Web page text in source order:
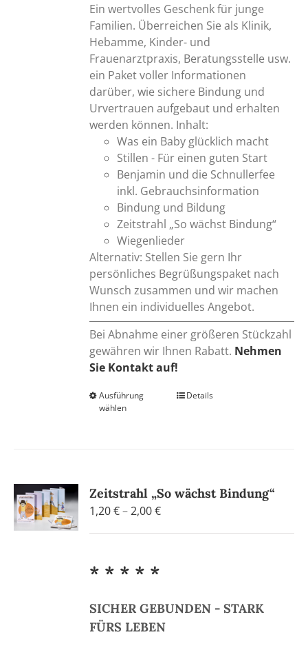
Ein wertvolles Geschenk für junge
Familien. Überreichen Sie als Klinik,
Hebamme, Kinder- und
Frauenarztpraxis, Beratungsstelle usw.
ein Paket voller Informationen
darüber, wie sichere Bindung und
Urvertrauen aufgebaut und erhalten
werden können. Inhalt:
Was ein Baby glücklich macht
Stillen - Für einen guten Start
Benjamin und die Schnullerfee
inkl. Gebrauchsinformation
Bindung und Bildung
Zeitstrahl „So wächst Bindung“
Wiegenlieder
Alternativ: Stellen Sie gern Ihr
persönliches Begrüßungspaket nach
Wunsch zusammen und wir machen
Ihnen ein individuelles Angebot.
Bei Abnahme einer größeren Stückzahl
gewähren wir Ihnen Rabatt. Nehmen
Sie Kontakt auf!
Ausführung
wählen
Dieses
Die
können
werden
Details
Zeitstrahl „So wächst Bindung“
1,20€–2,00€Preisspanne:
* * * * *
SICHER GEBUNDEN - STARK
FÜRS LEBEN